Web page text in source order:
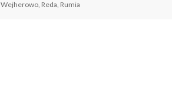
Wejherowo, Reda, Rumia